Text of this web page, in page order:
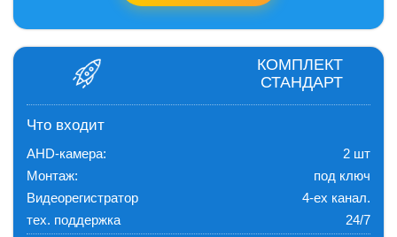
КОМПЛЕКТ
СТАНДАРТ
Что входит
AHD-камера:
2 шт
Монтаж:
под ключ
Видеорегистратор
4-ех канал.
тех. поддержка
24/7